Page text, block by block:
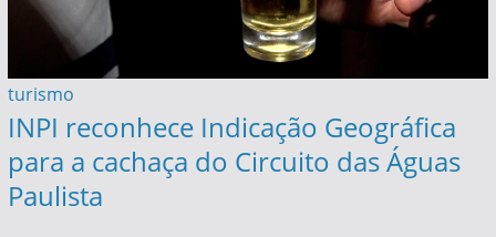
turismo
INPI reconhece Indicação Geográfica
para a cachaça do Circuito das Águas
Paulista